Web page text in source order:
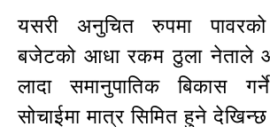
यसरी अनुचित रुपमा
बजेटको आधा रकम ठुला नेताले
लादा समानुपातिक बिकास
सोचाईमा मात्र सिमित हुने